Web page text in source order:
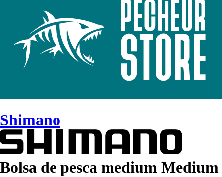
Shimano
Bolsa de pesca medium Medium